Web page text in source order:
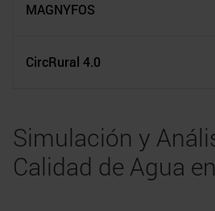
MAGNYFOS
CircRural 4.0
Simulación y
Calidad de Agua